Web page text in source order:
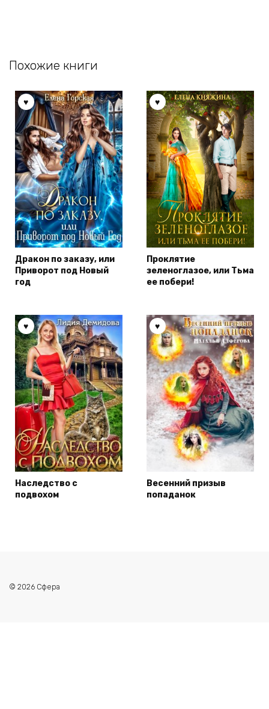
Похожие книги
Дракон по заказу, или
Приворот под Новый
год
Проклятие
зеленоглазое, или Тьма
ее побери!
Наследство с
подвохом
Весенний призыв
попаданок
© 2026 Сфера